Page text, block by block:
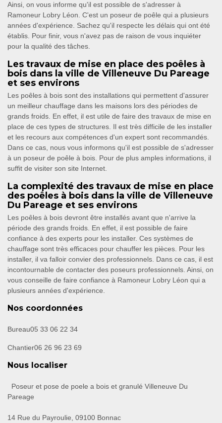
Ainsi, on vous informe qu'il est possible de s'adresser à
Ramoneur Lobry Léon. C'est un poseur de poêle qui a plusieurs
années d'expérience. Sachez qu'il respecte les délais qui ont été
établis. Pour finir, vous n'avez pas de raison de vous inquiéter
pour la qualité des tâches.
Les travaux de mise en place des poêles à
bois dans la ville de Villeneuve Du Pareage
et ses environs
Les poêles à bois sont des installations qui permettent d'assurer
un meilleur chauffage dans les maisons lors des périodes de
grands froids. En effet, il est utile de faire des travaux de mise en
place de ces types de structures. Il est très difficile de les installer
et les recours aux compétences d'un expert sont recommandés.
Dans ce cas, nous vous informons qu'il est possible de s'adresser
à un poseur de poêle à bois. Pour de plus amples informations, il
suffit de visiter son site Internet.
La complexité des travaux de mise en place
des poêles à bois dans la ville de Villeneuve
Du Pareage et ses environs
Les poêles à bois devront être installés avant que n'arrive la
période des grands froids. En effet, il est possible de faire
confiance à des experts pour les installer. Ces systèmes de
chauffage sont très efficaces pour chauffer les pièces. Pour les
installer, il va falloir convier des professionnels. Dans ce cas, il est
incontournable de contacter des poseurs professionnels. Ainsi, on
vous conseille de faire confiance à Ramoneur Lobry Léon qui a
plusieurs années d'expérience.
Nos coordonnées
Bureau05 33 06 22 34
Chantier06 26 96 23 69
Nous localiser
Poseur et pose de poele a bois et granulé Villeneuve Du
Pareage
14 Rue du Payroulie, 09100 Bonnac